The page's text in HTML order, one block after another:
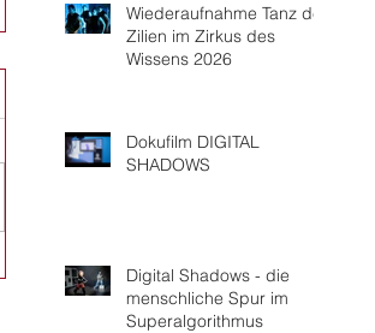
Wiederaufnahme Tanz der
Zilien im Zirkus des
Wissens 2026
Dokufilm DIGITAL
SHADOWS
Digital Shadows - die
menschliche Spur im
Superalgorithmus